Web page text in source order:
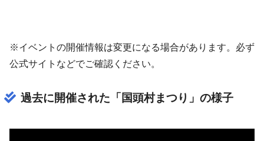
※イベントの開催情報は変更になる場合があります。必ず
公式サイトなどでご確認ください。
過去に開催された「国頭村まつり」の様子